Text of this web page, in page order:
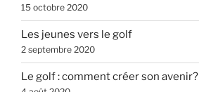
15 octobre 2020
Les jeunes vers le golf
2 septembre 2020
Le golf : comment créer son avenir?